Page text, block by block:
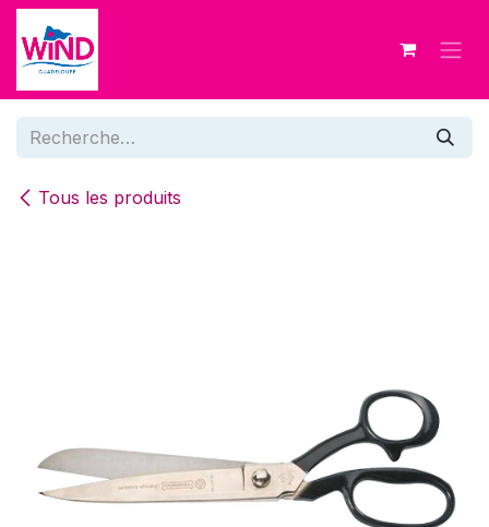
Se rendre au contenu
Tous les produits